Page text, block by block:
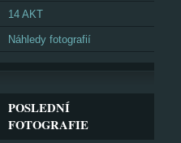
14 AKT
Náhledy fotografií
POSLEDNÍ
FOTOGRAFIE